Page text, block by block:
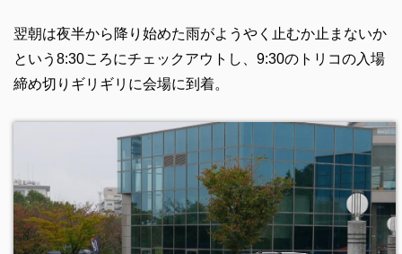
翌朝は夜半から降り始めた雨がようやく止むか止まないか
という8:30ころにチェックアウトし、9:30のトリコの入場
締め切りギリギリに会場に到着。